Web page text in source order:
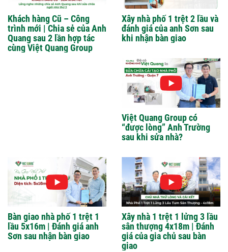
Khách hàng Cũ – Công
trình mới | Chia sẻ của Anh
Quang sau 2 lần hợp tác
cùng Việt Quang Group
Xây nhà phố 1 trệt 2 lầu và
đánh giá của anh Sơn sau
khi nhận bàn giao
Việt Quang Group có
“được lòng” Anh Trường
sau khi sửa nhà?
Bàn giao nhà phố 1 trệt 1
lầu 5x16m | Đánh giá anh
Sơn sau nhận bàn giao
Xây nhà 1 trệt 1 lửng 3 lầu
sân thượng 4x18m | Đánh
giá của gia chủ sau bàn
giao